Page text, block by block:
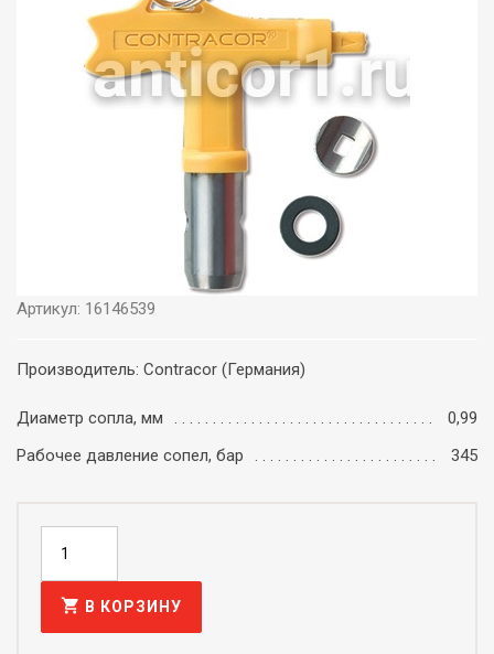
Артикул: 16146539
Производитель: Contracor (Германия)
Диаметр сопла, мм
0,99
Рабочее давление сопел, бар
345
shopping_cart В КОРЗИНУ